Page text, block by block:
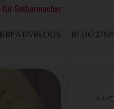
KREATIVBLOGS BLOG'ZINE